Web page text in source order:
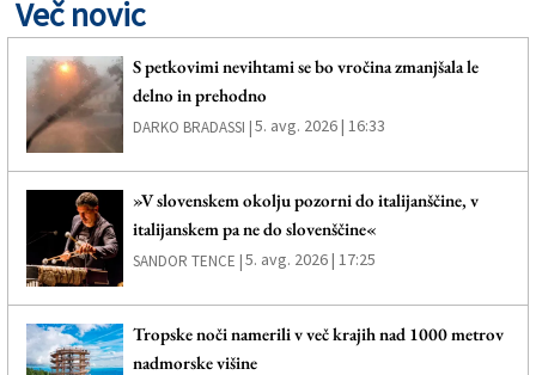
Več novic
S petkovimi nevihtami se bo vročina zmanjšala le
delno in prehodno
DARKO BRADASSI |5. avg. 2026 | 16:33
»V slovenskem okolju pozorni do italijanščine, v
italijanskem pa ne do slovenščine«
SANDOR TENCE |5. avg. 2026 | 17:25
Tropske noči namerili v več krajih nad 1000 metrov
nadmorske višine